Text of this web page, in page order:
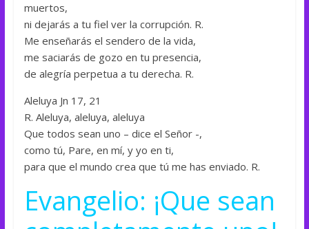
muertos,
ni dejarás a tu fiel ver la corrupción. R.
Me enseñarás el sendero de la vida,
me saciarás de gozo en tu presencia,
de alegría perpetua a tu derecha. R.
Aleluya Jn 17, 21
R. Aleluya, aleluya, aleluya
Que todos sean uno – dice el Señor -,
como tú, Pare, en mí, y yo en ti,
para que el mundo crea que tú me has enviado. R.
Evangelio: ¡Que sean